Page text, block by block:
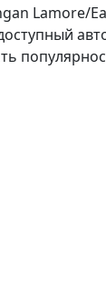
Lamore/